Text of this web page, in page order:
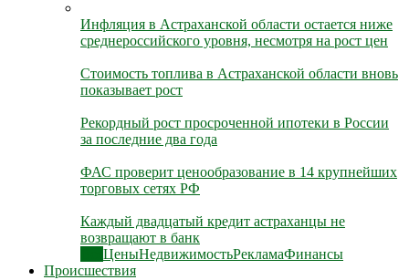
Инфляция в Астраханской области остается ниже
среднероссийского уровня, несмотря на рост цен
Стоимость топлива в Астраханской области вновь
показывает рост
Рекордный рост просроченной ипотеки в России
за последние два года
ФАС проверит ценообразование в 14 крупнейших
торговых сетях РФ
Каждый двадцатый кредит астраханцы не
возвращают в банк
ЦеныНедвижимостьРекламаФинансы
Происшествия